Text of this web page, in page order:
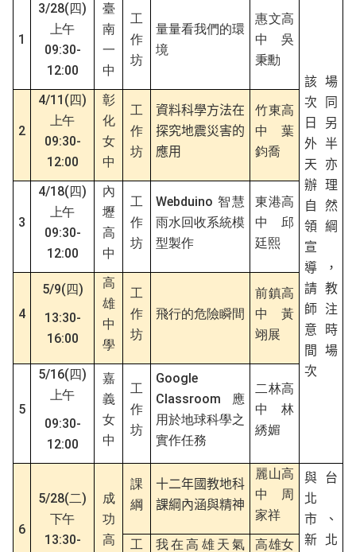
1
3/28(四)
上午
09:30-
12:00
臺
南
一
中
工
作
坊
量量看我們的環
境
惠文高
中
吳
秉勳
該場
次同
日另
外半
天亦
辦理
自然
領綱
宣
導，
請教
師注
意時
間場
次
2
4/11(四)
上午
09:30-
12:00
彰
化
女
中
工
作
坊
資料科學方法在
探究地震災害的
應用
竹東高
中
葉
鈞喬
3
4/18(四)
上午
09:30-
12:00
內
壢
高
中
工
作
坊
Webduino 智慧
雨水回收系統模
型製作
東港高
中
邱
廷熙
4
5/9(四)
13:30-
16:00
高
雄
中
學
工
作
坊
飛行的危險瞬間
前鎮高
中
黃
翊展
5
5/16(四)
上午
09:30-
12:00
嘉
義
女
中
工
作
坊
Google
Classroom
應
用於地球科學之
實作任務
二林高
中
林
綉媚
6
5/28(二)
下午
13:30-
成
功
高
課
綱
十二年國教地科
課綱內涵與精神
麗山高
中
周
家祥
與台
北
市、
新北
工
我在高雄天氣
高雄女